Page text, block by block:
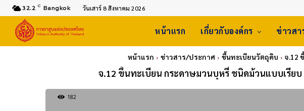
32.2 C Bangkok วันเสาร์ 8 สิงหาคม 2026
หน้าแรก เกี่ยวกับองค์กร ข่าวส
หน้าแรก ข่าวสาร/ประกาศ ขึ้นทะเบียนวัตถุดิบ จ.12
จ.12 ขึ้นทะเบียน กระดาษมวนบุหรี่ ชนิดม้วนแบบเรียบ
182